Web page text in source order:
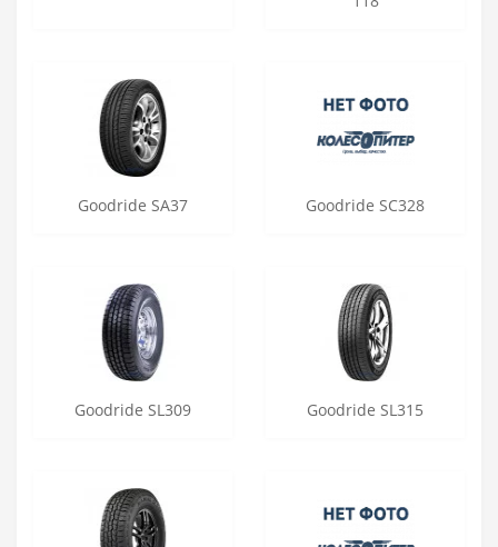
Goodride SA37 Goodride SC328
Goodride SL309 Goodride SL315